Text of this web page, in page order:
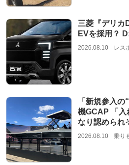
三菱『デリカ
EVを採用？
2026.08.10 レス
「新規参入
機GCAP 「入
なり認められ
2026.08.10 乗り